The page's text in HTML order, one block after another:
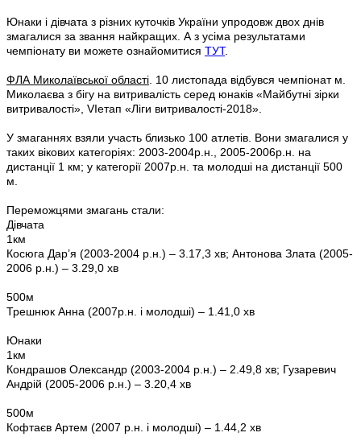
Юнаки і дівчата з різних куточків України упродовж двох днів
змагалися за звання найкращих. А з усіма результатами
чемпіонату ви можете ознайомитися ТУТ.
ФЛА Миколаївської області . 10 листопада відбувся чемпіонат м.
Миколаєва з бігу на витривалість серед юнаків «Майбутні зірки
витривалості», VIетап «Ліги витривалості-2018».
У змаганнях взяли участь близько 100 атлетів. Вони змагалися у
таких вікових категоріях: 2003-2004р.н., 2005-2006р.н. на
дистанції 1 км; у категорії 2007р.н. та молодші на дистанції 500
м.
Переможцями змагань стали:
Дівчата
1км
Косюга Дар’я (2003-2004 р.н.) – 3.17,3 хв; Антонова Злата (2005-
2006 р.н.) – 3.29,0 хв
500м
Трешнюк Анна (2007р.н. і молодші) – 1.41,0 хв
Юнаки
1км
Кондрашов Олександр (2003-2004 р.н.) – 2.49,8 хв; Гузаревич
Андрій (2005-2006 р.н.) – 3.20,4 хв
500м
Кофтаєв Артем (2007 р.н. і молодші) – 1.44,2 хв